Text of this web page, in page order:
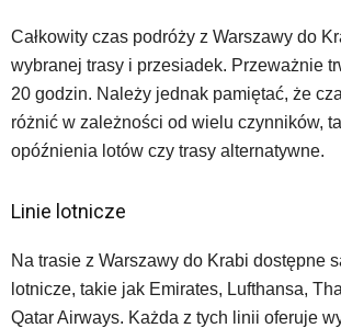
Całkowity czas podróży z Warszawy do
wybranej trasy i przesiadek. Przeważnie
20 godzin. Należy jednak pamiętać, że
różnić w zależności od wielu czynników,
opóźnienia lotów czy trasy alternatywne.
Linie lotnicze
Na trasie z Warszawy do Krabi dostępne
lotnicze, takie jak Emirates, Lufthansa,
Qatar Airways. Każda z tych linii oferuje